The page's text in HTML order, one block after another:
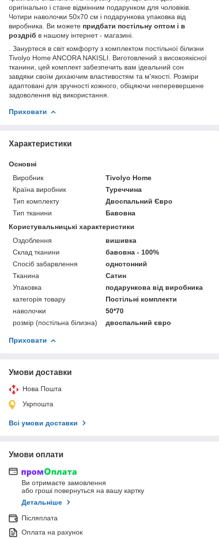
оригінально і стане відмінним подарунком для чоловіків.
Чотири наволочки 50х70 см і подарункова упаковка від
виробника. Ви можете придбати постільну оптом і в
роздріб в нашому інтернет - магазині.
. Зануртеся в світ комфорту з комплектом постільної білизни
Tivolyo Home ANCORA NAKISLI. Виготовлений з високоякісної
тканини, цей комплект забезпечить вам ідеальний сон
завдяки своїм дихаючим властивостям та м'якості. Розміри
адаптовані для зручності кожного, обіцяючи неперевершене
задоволення від використання.
Приховати
Характеристики
Основні
Виробник
Tivolyo Home
Країна виробник
Туреччина
Тип комплекту
Двоспальний Євро
Тип тканини
Бавовна
Користувальницькі характеристики
Оздоблення
вишивка
Склад тканини
бавовна - 100%
Спосіб забарвлення
однотонний
Тканина
Сатин
Упаковка
подарункова від виробника
категорія товару
Постільні комплекти
наволочки
50*70
розмір (постільна білизна)
двоспальний євро
Приховати
Умови доставки
Нова Пошта
Укрпошта
Всі умови доставки
Умови оплати
Ви отримаєте замовлення
або гроші повернуться на вашу картку
Детальніше
Післяплата
Оплата на рахунок